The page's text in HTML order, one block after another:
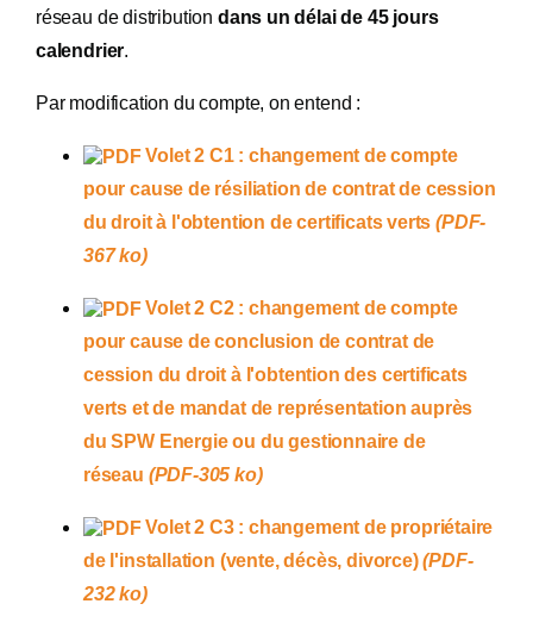
réseau de distribution dans un délai de 45 jours
calendrier.
Par modification du compte, on entend :
Volet 2 C1 : changement de compte
pour cause de résiliation de contrat de cession
du droit à l'obtention de certificats verts (PDF-
367 ko)
Volet 2 C2 : changement de compte
pour cause de conclusion de contrat de
cession du droit à l'obtention des certificats
verts et de mandat de représentation auprès
du SPW Energie ou du gestionnaire de
réseau (PDF-305 ko)
Volet 2 C3 : changement de propriétaire
de l'installation (vente, décès, divorce)(PDF-
232 ko)